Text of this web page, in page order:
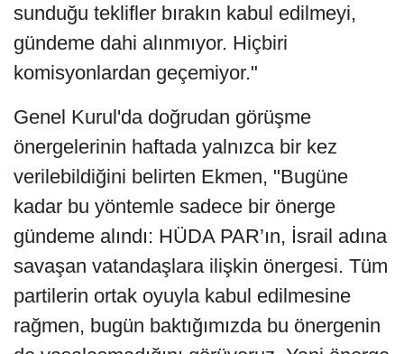
sunduğu teklifler bırakın kabul edilmeyi,
gündeme dahi alınmıyor. Hiçbiri
komisyonlardan geçemiyor."
Genel Kurul'da doğrudan görüşme
önergelerinin haftada yalnızca bir kez
verilebildiğini belirten Ekmen, "Bugüne
kadar bu yöntemle sadece bir önerge
gündeme alındı: HÜDA PAR’ın, İsrail adına
savaşan vatandaşlara ilişkin önergesi. Tüm
partilerin ortak oyuyla kabul edilmesine
rağmen, bugün baktığımızda bu önergenin